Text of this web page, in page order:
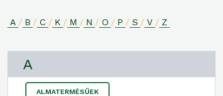
A / B / C / K / M / N / O / P / S / V / Z
A
ALMATERMÉSŰEK